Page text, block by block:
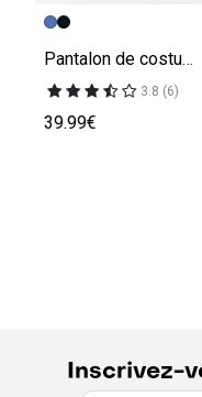
Pantalon de costume slim
3.8 (6)
39.99€
Inscrivez-